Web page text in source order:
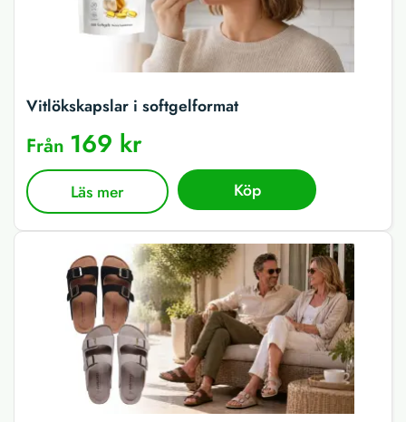
Vitlökskapslar i softgelformat
Från 169 kr
Läs mer Köp